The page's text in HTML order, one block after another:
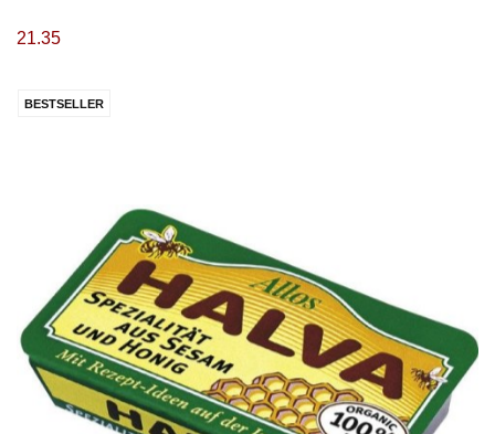
21.35
BESTSELLER